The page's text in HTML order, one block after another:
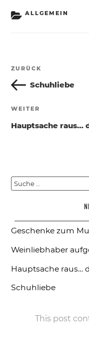
KATEGORIEN
ALLGEMEIN
Vorheriger
Beitrag
ZURÜCK
Schuhliebe
Nächster
Beitrag
WEITER
Hauptsache raus…
Suche
Geschenke zum
Weinliebhaber
Hauptsache raus…
Schuhliebe
This post